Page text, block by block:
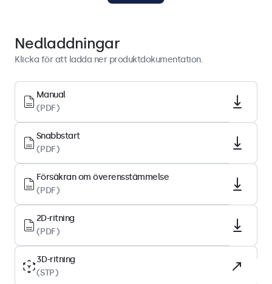
Bildförhållande
Upplösning
1920 x 1080
Pixel per tum
93 PPI
Diagonal storlek
23.6 tum (601 mm)
Paneltyp
IPS-LCD
Bakgrundsbelysning
Skärmyta
Nedladdningar
Klicka för att ladda ner produktdokumentation.
Manual
(PDF)
Snabbstart
(PDF)
Försäkran om överensstämmelse
(PDF)
2D-ritning
(PDF)
3D-ritning
(STP)